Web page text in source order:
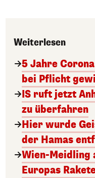
Weiterlesen
5 Jahre
bei Pflicht
IS ruft jetzt
zu überfahren
Hier wurde
der Hamas
Wien-
Europas